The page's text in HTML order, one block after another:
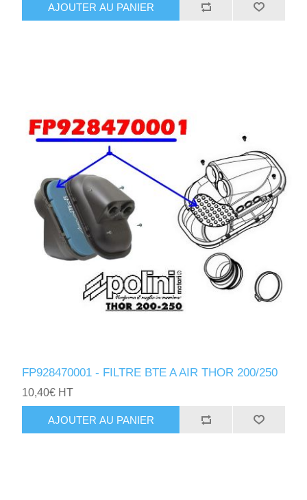
AJOUTER AU PANIER
FP928470001 - FILTRE BTE A AIR THOR 200/250
10,40€ HT
AJOUTER AU PANIER